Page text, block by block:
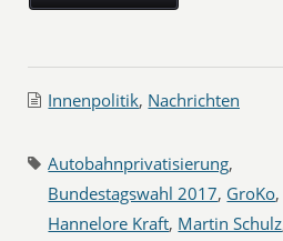
Innenpolitik, Nachrichten
Autobahnprivatisierung,
Bundestagswahl 2017, GroKo,
Hannelore Kraft, Martin Schulz